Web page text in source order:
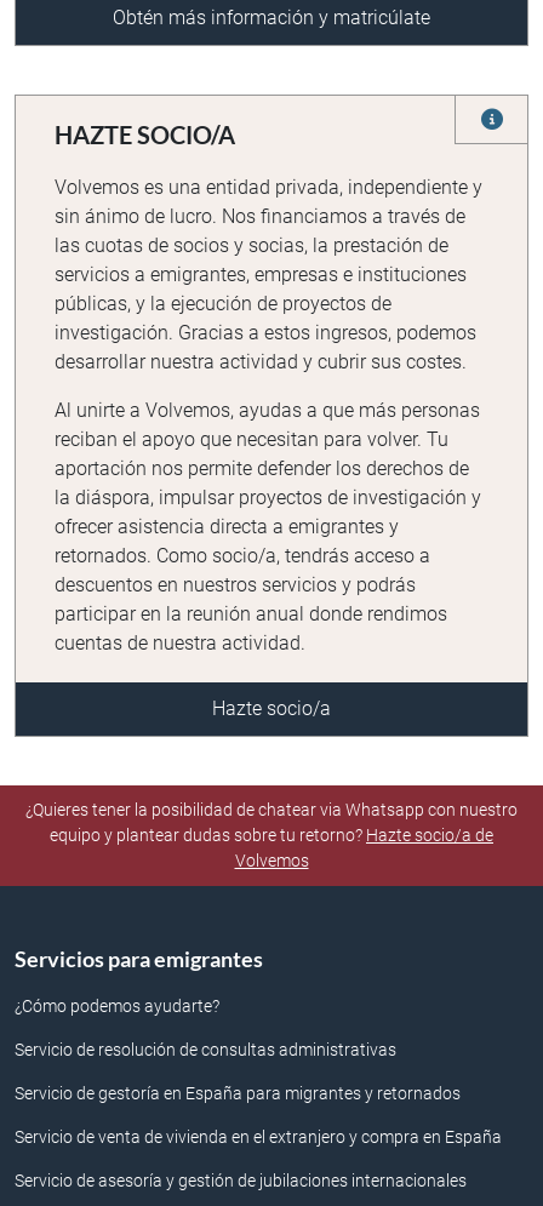
Obtén más información y matricúlate
HAZTE SOCIO/A
Volvemos es una entidad privada, independiente y
sin ánimo de lucro. Nos financiamos a través de
las cuotas de socios y socias, la prestación de
servicios a emigrantes, empresas e instituciones
públicas, y la ejecución de proyectos de
investigación. Gracias a estos ingresos, podemos
desarrollar nuestra actividad y cubrir sus costes.
Al unirte a Volvemos, ayudas a que más personas
reciban el apoyo que necesitan para volver. Tu
aportación nos permite defender los derechos de
la diáspora, impulsar proyectos de investigación y
ofrecer asistencia directa a emigrantes y
retornados. Como socio/a, tendrás acceso a
descuentos en nuestros servicios y podrás
participar en la reunión anual donde rendimos
cuentas de nuestra actividad.
Hazte socio/a
¿Quieres tener la posibilidad de chatear via Whatsapp con nuestro
equipo y plantear dudas sobre tu retorno? Hazte socio/a de
Volvemos
Servicios para emigrantes
¿Cómo podemos ayudarte?
Servicio de resolución de consultas administrativas
Servicio de gestoría en España para migrantes y retornados
Servicio de venta de vivienda en el extranjero y compra en España
Servicio de asesoría y gestión de jubilaciones internacionales